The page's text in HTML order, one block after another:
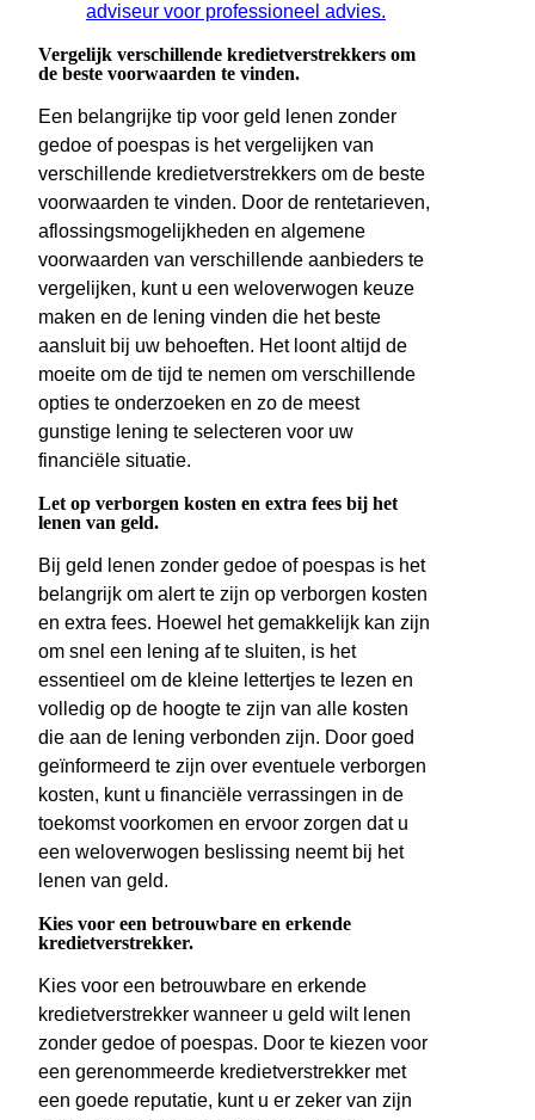
adviseur voor professioneel advies.
Vergelijk verschillende kredietverstrekkers om
de beste voorwaarden te vinden.
Een belangrijke tip voor geld lenen zonder
gedoe of poespas is het vergelijken van
verschillende kredietverstrekkers om de beste
voorwaarden te vinden. Door de rentetarieven,
aflossingsmogelijkheden en algemene
voorwaarden van verschillende aanbieders te
vergelijken, kunt u een weloverwogen keuze
maken en de lening vinden die het beste
aansluit bij uw behoeften. Het loont altijd de
moeite om de tijd te nemen om verschillende
opties te onderzoeken en zo de meest
gunstige lening te selecteren voor uw
financiële situatie.
Let op verborgen kosten en extra fees bij het
lenen van geld.
Bij geld lenen zonder gedoe of poespas is het
belangrijk om alert te zijn op verborgen kosten
en extra fees. Hoewel het gemakkelijk kan zijn
om snel een lening af te sluiten, is het
essentieel om de kleine lettertjes te lezen en
volledig op de hoogte te zijn van alle kosten
die aan de lening verbonden zijn. Door goed
geïnformeerd te zijn over eventuele verborgen
kosten, kunt u financiële verrassingen in de
toekomst voorkomen en ervoor zorgen dat u
een weloverwogen beslissing neemt bij het
lenen van geld.
Kies voor een betrouwbare en erkende
kredietverstrekker.
Kies voor een betrouwbare en erkende
kredietverstrekker wanneer u geld wilt lenen
zonder gedoe of poespas. Door te kiezen voor
een gerenommeerde kredietverstrekker met
een goede reputatie, kunt u er zeker van zijn